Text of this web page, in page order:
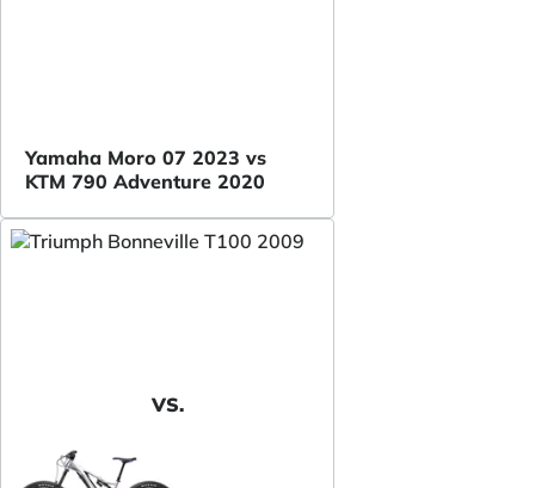
Yamaha Moro 07 2023 vs
KTM 790 Adventure 2020
VS.